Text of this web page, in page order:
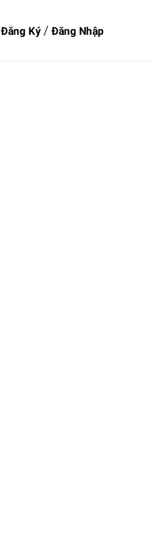
Đăng Ký /Đăng Nhập